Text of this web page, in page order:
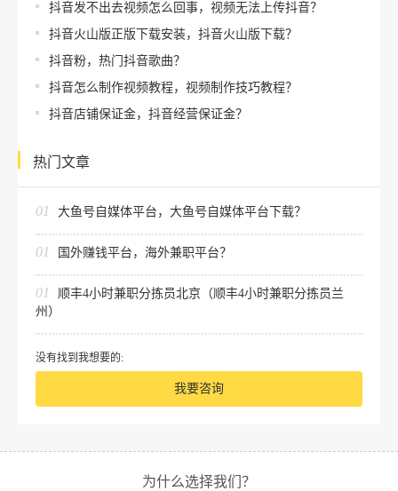
抖音发不出去视频怎么回事，视频无法上传抖音？
抖音火山版正版下载安装，抖音火山版下载？
抖音粉，热门抖音歌曲？
抖音怎么制作视频教程，视频制作技巧教程？
抖音店铺保证金，抖音经营保证金？
热门文章
01 大鱼号自媒体平台，大鱼号自媒体平台下载？
01 国外赚钱平台，海外兼职平台？
01
顺丰4小时兼职分拣员北京（顺丰4小时兼职分拣员兰
州）
没有找到我想要的:
我要咨询
为什么选择我们？